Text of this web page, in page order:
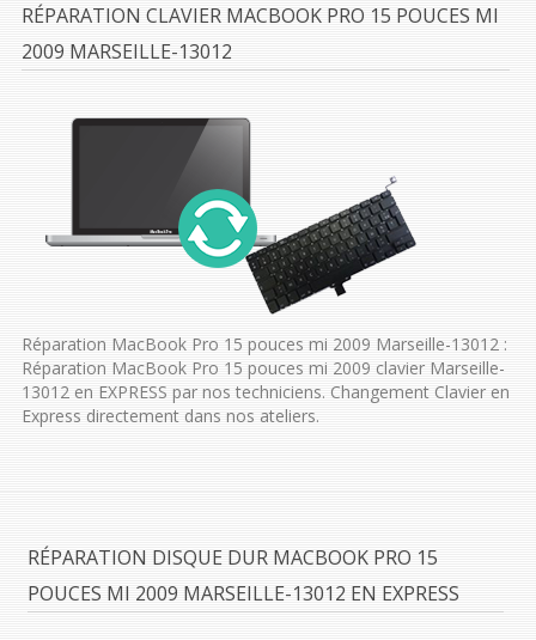
RÉPARATION CLAVIER MACBOOK PRO 15 POUCES MI
2009 MARSEILLE-13012
Réparation MacBook Pro 15 pouces mi 2009 Marseille-13012 :
Réparation MacBook Pro 15 pouces mi 2009 clavier Marseille-
13012 en EXPRESS par nos techniciens. Changement Clavier en
Express directement dans nos ateliers.
RÉPARATION DISQUE DUR MACBOOK PRO 15
POUCES MI 2009 MARSEILLE-13012 EN EXPRESS